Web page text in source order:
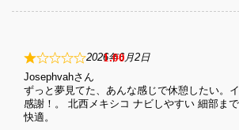
1
2026年6月2日
ずっと夢見てた、あんな感じで休憩したい。
感謝！。 北西メキシコ ナビしやすい 細部ま
快適。
Josephvah